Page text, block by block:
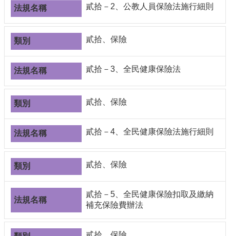
會
議
校
務
會
議
校
務
發
展
規
劃
委
員
會
綜
合
議
貳拾－2、公教人員保險法施行細則
貳拾、保險
貳拾－3、全民健康保險法
貳拾、保險
貳拾－4、全民健康保險法施行細則
貳拾、保險
貳拾－5、全民健康保險扣取及繳納
補充保險費辦法